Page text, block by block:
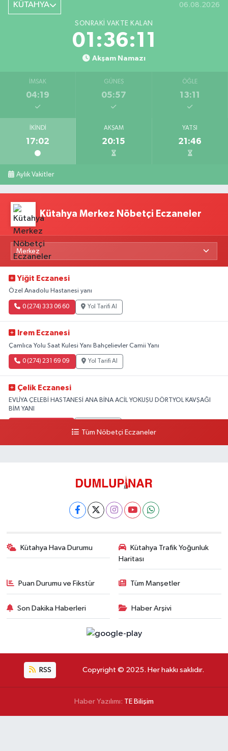
KÜTAHYA 06.08.2026
SONRAKI VAKTE KALAN
01:36:10
Akşam Namazı
İMSAK
04:19
GÜNEŞ
05:57
ÖĞLE
13:11
İKINDI
17:02
AKŞAM
20:15
YATSI
21:46
Aylık Vakitler
Kütahya Merkez Nöbetçi Eczaneler
Yiğit Eczanesi
Özel Anadolu Hastanesi yanı
0 (274) 333 06 60 Yol Tarifi Al
Irem Eczanesi
Çamlıca Yolu Saat Kulesi Yanı Bahçelievler Camii Yanı
0 (274) 231 69 09 Yol Tarifi Al
Çelik Eczanesi
EVLİYA ÇELEBİ HASTANESİ ANA BİNA ACİL YOKUŞU DÖRTYOL KAVŞAĞI
BİM YANI
Tüm Nöbetçi Eczaneler
Kütahya Hava Durumu
Kütahya Trafik Yoğunluk
Haritası
Puan Durumu ve Fikstür Tüm Manşetler
Son Dakika Haberleri Haber Arşivi
RSS Copyright © 2025. Her hakkı saklıdır.
Haber Yazılımı: TE Bilişim